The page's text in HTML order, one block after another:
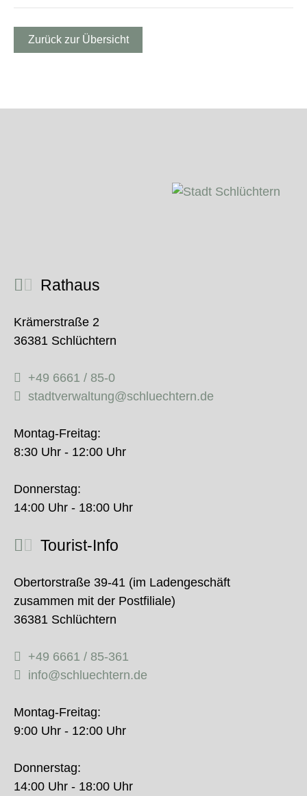
Zurück zur Übersicht
Rathaus
Krämerstraße 2
36381 Schlüchtern
+49 6661 / 85-0
stadtverwaltung@schluechtern.de
Montag-Freitag:
8:30 Uhr - 12:00 Uhr
Donnerstag:
14:00 Uhr - 18:00 Uhr
Tourist-Info
Obertorstraße 39-41 (im Ladengeschäft
zusammen mit der Postfiliale)
36381 Schlüchtern
+49 6661 / 85-361
info@schluechtern.de
Montag-Freitag:
9:00 Uhr - 12:00 Uhr
Donnerstag:
14:00 Uhr - 18:00 Uhr